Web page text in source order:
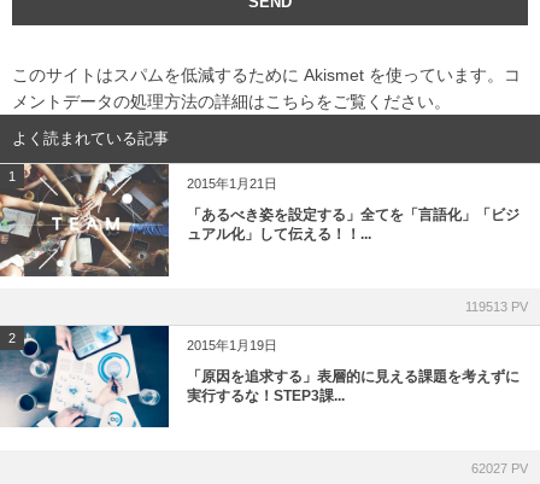
このサイトはスパムを低減するために Akismet を使っています。
コ
メントデータの処理方法の詳細はこちらをご覧ください。
よく読まれている記事
1 2015年1月21日
「あるべき姿を設定する」全てを「言語化」「ビジ
ュアル化」して伝える！！...
119513 PV
2 2015年1月19日
「原因を追求する」表層的に見える課題を考えずに
実行するな！STEP3課...
62027 PV